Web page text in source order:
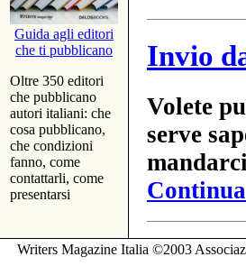
Guida agli editori
che ti pubblicano
Oltre 350 editori
che pubblicano
autori italiani: che
cosa pubblicano,
che condizioni
fanno, come
contattarli, come
presentarsi
Invio
Volete
serve
Writers Magazine Italia ©2003